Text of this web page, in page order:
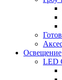
Освещение
LED